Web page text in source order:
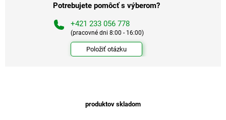
Potrebujete pomôcť s výberom?
+421 233 056 778
(pracovné dni 8:00 - 16:00)
Položiť otázku
produktov skladom